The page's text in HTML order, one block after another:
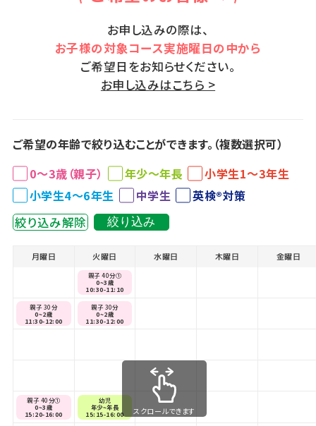
お申し込みの際は、
お子様の対象コース実施曜日の中から
ご希望日をお知らせください。
お申し込みはこちら >
ご希望の年齢で絞り込むことができます。（複数選択可）
0～3歳（親子）
年少～年長
小学生1～3年生
小学生4～6年生
中学生
英検®対策
絞り込み解除
絞り込み
月曜日
親子 30分
0~2歳
11:30-12:00
親子 40分①
0~3歳
15:20-16:00
火曜日
親子 40分①
0~3歳
10:30-11:10
親子 30分
0~2歳
11:30-12:00
幼児
年少~年長
15:15-16:00
水曜日 木曜日 金曜日
スクロールできます